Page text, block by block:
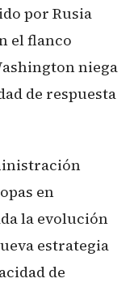
por Rusia
el flanco
niega
de respuesta
en
la evolución
estrategia
de